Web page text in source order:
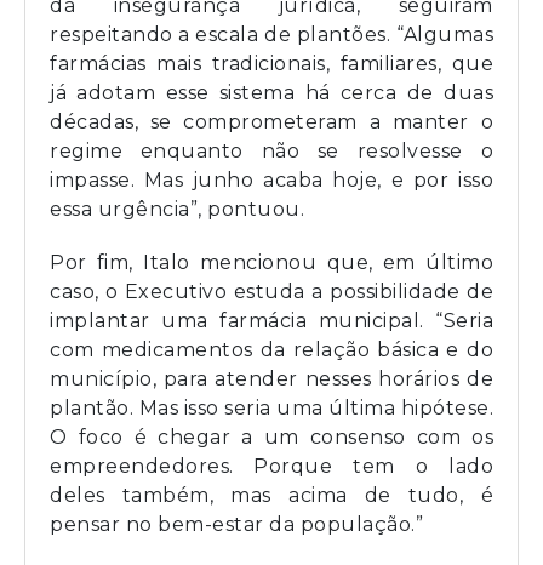
da insegurança jurídica, seguiram
respeitando a escala de plantões. “Algumas
farmácias mais tradicionais, familiares, que
já adotam esse sistema há cerca de duas
décadas, se comprometeram a manter o
regime enquanto não se resolvesse o
impasse. Mas junho acaba hoje, e por isso
essa urgência”, pontuou.
Por fim, Italo mencionou que, em último
caso, o Executivo estuda a possibilidade de
implantar uma farmácia municipal. “Seria
com medicamentos da relação básica e do
município, para atender nesses horários de
plantão. Mas isso seria uma última hipótese.
O foco é chegar a um consenso com os
empreendedores. Porque tem o lado
deles também, mas acima de tudo, é
pensar no bem-estar da população.”